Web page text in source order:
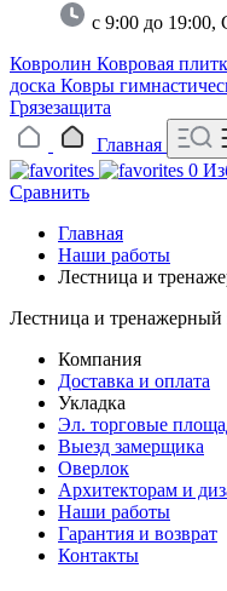
с 9:00 до 19:00,
Ковролин Ковровая
доска Ковры
Грязезащита
Главная
0
Сравнить
Главная
Наши работы
Лестница и
Лестница и тренажерный
Компания
Доставка и оплата
Укладка
Эл. торговые
Выезд замерщика
Оверлок
Архитекторам и
Наши работы
Гарантия и возврат
Контакты